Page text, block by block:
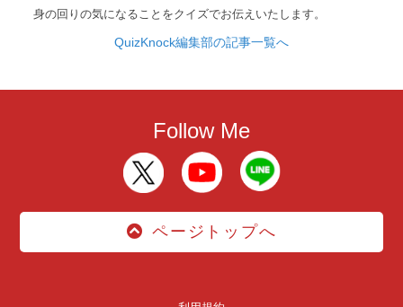
身の回りの気になることをクイズでお伝えいたします。
QuizKnock編集部の記事一覧へ
Follow Me
ページトップへ